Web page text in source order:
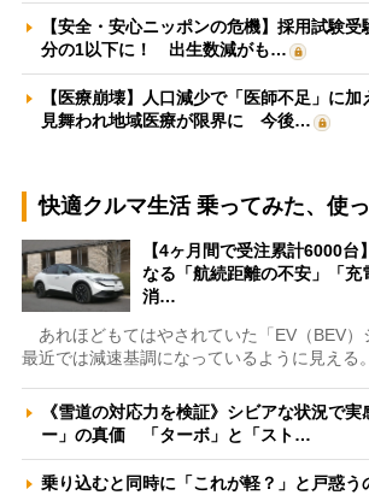
【安全・安心ニッポンの危機】採用試験
分の1以下に！ 出生数減がも…
【医療崩壊】人口減少で「医師不足」に
見舞われ地域医療が限界に 今後…
快適クルマ生活 乗ってみた、使
【4ヶ月間で受注累計6000台
なる「航続距離の不安」「充
消…
あれほどもてはやされていた「EV（BEV）
最近では減速基調になっているように見える
《雪道の対応力を検証》シビアな状況で
ー」の真価 「ターボ」と「スト…
乗り込むと同時に「これが軽？」と戸惑う